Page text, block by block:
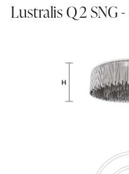
Lustralis Q2 SNG